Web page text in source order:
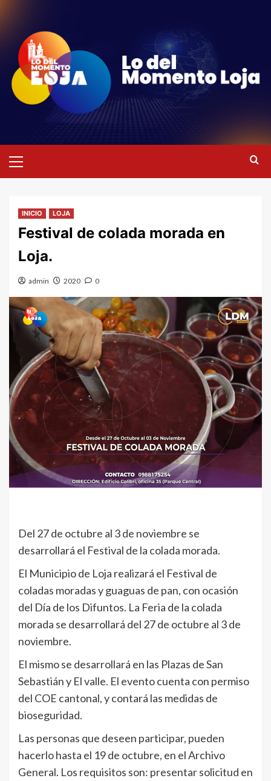
contenido
primario
INICIO LOJA
Festival de colada morada en
Loja.
admin 2020 0
Del 27 de octubre al 3 de noviembre se
desarrollará el Festival de la colada morada.
El Municipio de Loja realizará el Festival de
coladas moradas y guaguas de pan, con ocasión
del Día de los Difuntos. La Feria de la colada
morada se desarrollará del 27 de octubre al 3 de
noviembre.
El mismo se desarrollará en las Plazas de San
Sebastián y El valle. El evento cuenta con permiso
del COE cantonal, y contará las medidas de
bioseguridad.
Las personas que deseen participar, pueden
hacerlo hasta el 19 de octubre, en el Archivo
General. Los requisitos son: presentar solicitud en